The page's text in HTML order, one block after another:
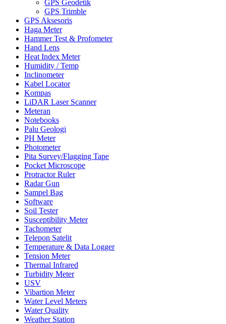
GPS Geodetik
GPS Trimble
GPS Aksesoris
Haga Meter
Hammer Test & Profometer
Hand Lens
Heat Index Meter
Humidity / Temp
Inclinometer
Kabel Locator
Kompas
LiDAR Laser Scanner
Meteran
Notebooks
Palu Geologi
PH Meter
Photometer
Pita Survey/Flagging Tape
Pocket Microscope
Protractor Ruler
Radar Gun
Sampel Bag
Software
Soil Tester
Susceptibility Meter
Tachometer
Telepon Satelit
Temperature & Data Logger
Tension Meter
Thermal Infrared
Turbidity Meter
USV
Vibartion Meter
Water Level Meters
Water Quality
Weather Station